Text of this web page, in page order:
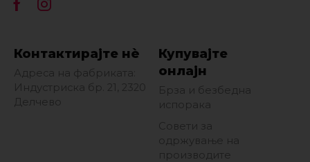
Контактирајте нè
Адреса на фабриката:
Индустриска бр. 21, 2320
Делчево
Купувајте
онлајн
Брза и безбедна
испорака
Совети за
одржување на
производите